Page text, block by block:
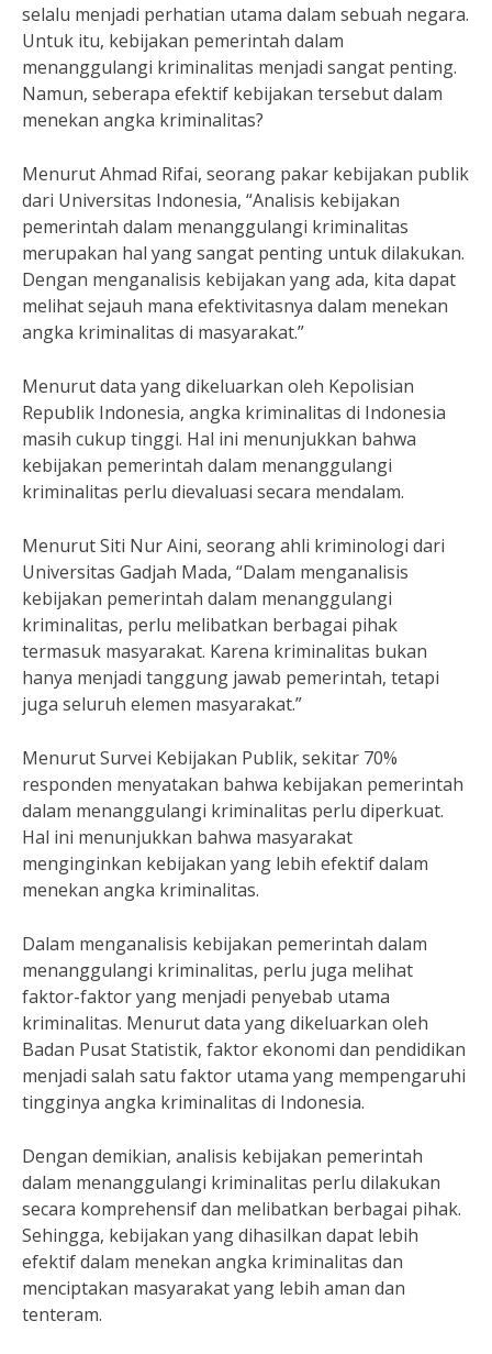
selalu menjadi perhatian utama dalam sebuah negara.
Untuk itu, kebijakan pemerintah dalam
menanggulangi kriminalitas menjadi sangat penting.
Namun, seberapa efektif kebijakan tersebut dalam
menekan angka kriminalitas?
Menurut Ahmad Rifai, seorang pakar kebijakan publik
dari Universitas Indonesia, “Analisis kebijakan
pemerintah dalam menanggulangi kriminalitas
merupakan hal yang sangat penting untuk dilakukan.
Dengan menganalisis kebijakan yang ada, kita dapat
melihat sejauh mana efektivitasnya dalam menekan
angka kriminalitas di masyarakat.”
Menurut data yang dikeluarkan oleh Kepolisian
Republik Indonesia, angka kriminalitas di Indonesia
masih cukup tinggi. Hal ini menunjukkan bahwa
kebijakan pemerintah dalam menanggulangi
kriminalitas perlu dievaluasi secara mendalam.
Menurut Siti Nur Aini, seorang ahli kriminologi dari
Universitas Gadjah Mada, “Dalam menganalisis
kebijakan pemerintah dalam menanggulangi
kriminalitas, perlu melibatkan berbagai pihak
termasuk masyarakat. Karena kriminalitas bukan
hanya menjadi tanggung jawab pemerintah, tetapi
juga seluruh elemen masyarakat.”
Menurut Survei Kebijakan Publik, sekitar 70%
responden menyatakan bahwa kebijakan pemerintah
dalam menanggulangi kriminalitas perlu diperkuat.
Hal ini menunjukkan bahwa masyarakat
menginginkan kebijakan yang lebih efektif dalam
menekan angka kriminalitas.
Dalam menganalisis kebijakan pemerintah dalam
menanggulangi kriminalitas, perlu juga melihat
faktor-faktor yang menjadi penyebab utama
kriminalitas. Menurut data yang dikeluarkan oleh
Badan Pusat Statistik, faktor ekonomi dan pendidikan
menjadi salah satu faktor utama yang mempengaruhi
tingginya angka kriminalitas di Indonesia.
Dengan demikian, analisis kebijakan pemerintah
dalam menanggulangi kriminalitas perlu dilakukan
secara komprehensif dan melibatkan berbagai pihak.
Sehingga, kebijakan yang dihasilkan dapat lebih
efektif dalam menekan angka kriminalitas dan
menciptakan masyarakat yang lebih aman dan
tenteram.